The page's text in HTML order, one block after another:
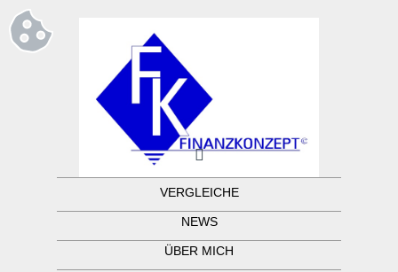
VERGLEICHE
NEWS
ÜBER MICH